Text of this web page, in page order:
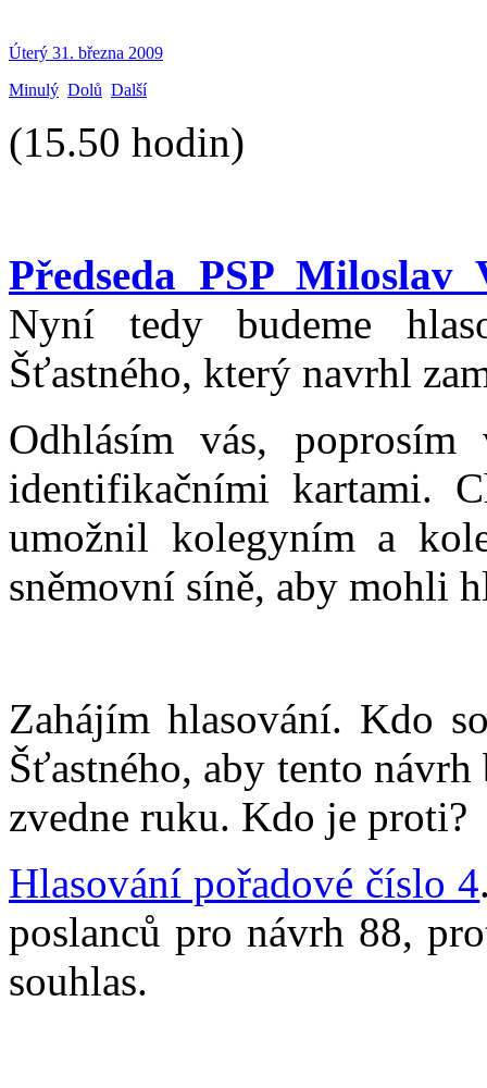
Úterý 31. března 2009
Minulý Dolů Další
(15.50 hodin)
Předseda PSP Miloslav
Nyní tedy budeme
Šťastného, který navrhl
Odhlásím vás,
identifikačními kartami.
umožnil kolegyním a
sněmovní síně, aby mohli
Zahájím hlasování. Kdo
Šťastného, aby tento
zvedne ruku. Kdo je proti?
Hlasování pořadové číslo 4
poslanců pro návrh 88,
souhlas.